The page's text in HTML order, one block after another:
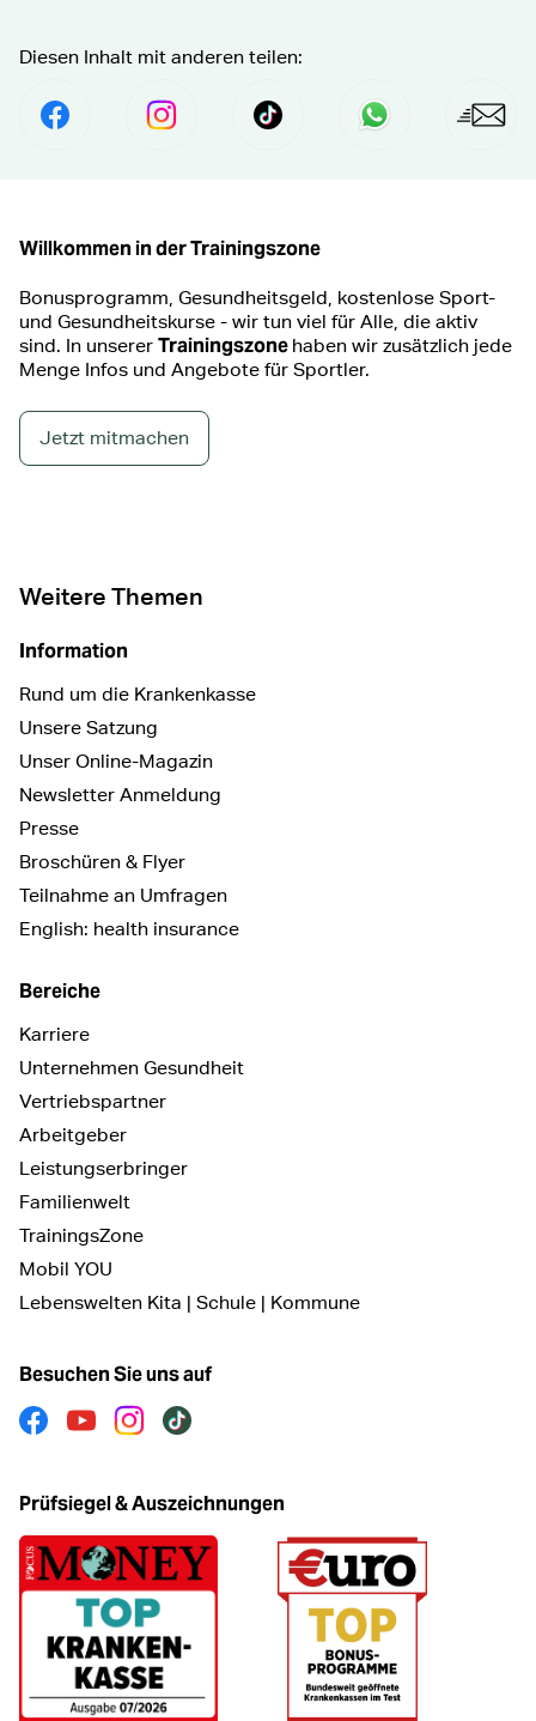
Diesen Inhalt mit anderen teilen:
Per Facebook Teilensocial.media.share.instagram.prefix
Senden perPer
Willkommen in der Trainingszone
Bonusprogramm, Gesundheitsgeld, kostenlose Sport-
und Gesundheitskurse - wir tun viel für Alle, die aktiv
sind. In unserer Trainingszone haben wir zusätzlich jede
Menge Infos und Angebote für Sportler.
Jetzt mitmachen
Weitere Themen
Information
Rund um die Krankenkasse
Unsere Satzung
Unser Online-Magazin
Newsletter Anmeldung
Presse
Broschüren & Flyer
Teilnahme an Umfragen
English: health insurance
Bereiche
Karriere
Unternehmen Gesundheit
Vertriebspartner
Arbeitgeber
Leistungserbringer
Familienwelt
TrainingsZone
Mobil YOU
Lebenswelten Kita | Schule | Kommune
Besuchen Sie uns auf
FacebookYoutubeInstagram
Tiktok
Prüfsiegel & Auszeichnungen